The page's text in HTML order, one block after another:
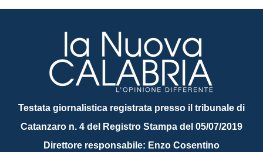
Testata giornalistica registrata presso il tribunale di
Catanzaro n. 4 del Registro Stampa del 05/07/2019
Direttore responsabile: Enzo Cosentino